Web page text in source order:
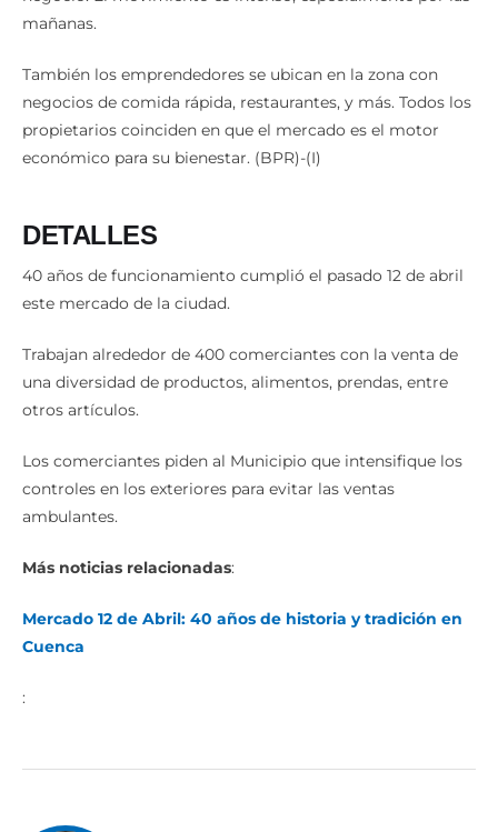
mañanas.
También los emprendedores se ubican en la zona con
negocios de comida rápida, restaurantes, y más. Todos los
propietarios coinciden en que el mercado es el motor
económico para su bienestar. (BPR)-(I)
DETALLES
40 años de funcionamiento cumplió el pasado 12 de abril
este mercado de la ciudad.
Trabajan alrededor de 400 comerciantes con la venta de
una diversidad de productos, alimentos, prendas, entre
otros artículos.
Los comerciantes piden al Municipio que intensifique los
controles en los exteriores para evitar las ventas
ambulantes.
Más noticias relacionadas:
Mercado 12 de Abril: 40 años de historia y tradición en
Cuenca
: